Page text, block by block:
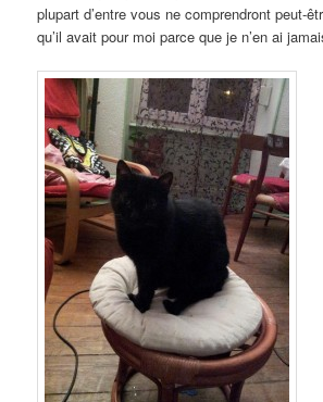
plupart d’entre vous ne comprendront peut-
qu’il avait pour moi parce que je n’en ai